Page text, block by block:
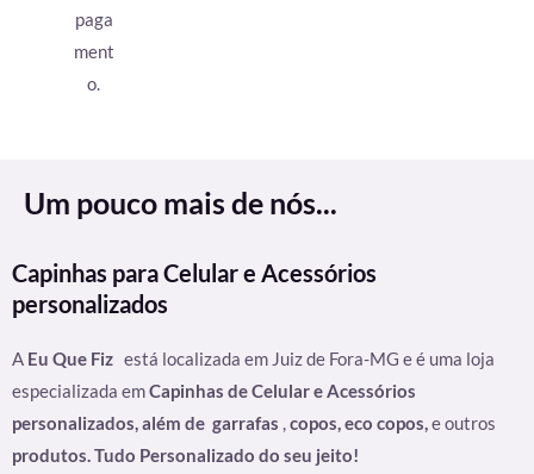
paga
ment
o.
Um pouco mais de nós...
Capinhas para Celular e Acessórios
personalizados
A Eu Que Fiz está localizada em Juiz de Fora-MG e é uma loja
especializada emCapinhas de Celular e Acessórios
personalizados, além de garrafas ,copos, eco copos,e outros
produtos. Tudo Personalizado do seu jeito!